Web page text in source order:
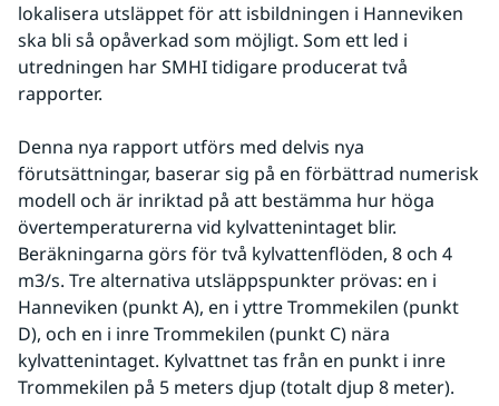
lokalisera utsläppet för att isbildningen i Hanneviken
ska bli så opåverkad som möjligt. Som ett led i
utredningen har SMHI tidigare producerat två
rapporter.
Denna nya rapport utförs med delvis nya
förutsättningar, baserar sig på en förbättrad numerisk
modell och är inriktad på att bestämma hur höga
övertemperaturerna vid kylvattenintaget blir.
Beräkningarna görs för två kylvattenflöden, 8 och 4
m3/s. Tre alternativa utsläppspunkter prövas: en i
Hanneviken (punkt A), en i yttre Trommekilen (punkt
D), och en i inre Trommekilen (punkt C) nära
kylvattenintaget. Kylvattnet tas från en punkt i inre
Trommekilen på 5 meters djup (totalt djup 8 meter).